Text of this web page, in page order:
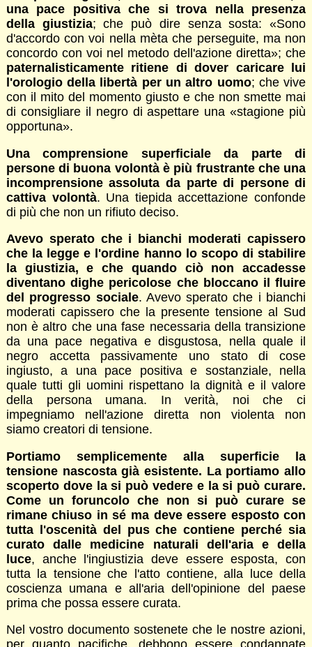
una pace positiva che si trova nella presenza
della giustizia; che può dire senza sosta: «Sono
d'accordo con voi nella mèta che perseguite, ma non
concordo con voi nel metodo dell'azione diretta»; che
paternalisticamente ritiene di dover caricare lui
l'orologio della libertà per un altro uomo; che vive
con il mito del momento giusto e che non smette mai
di consigliare il negro di aspettare una «stagione più
opportuna».
Una comprensione superficiale da parte di
persone di buona volontà è più frustrante che una
incomprensione assoluta da parte di persone di
cattiva volontà. Una tiepida accettazione confonde
di più che non un rifiuto deciso.
Avevo sperato che i bianchi moderati capissero
che la legge e l'ordine hanno lo scopo di stabilire
la giustizia, e che quando ciò non accadesse
diventano dighe pericolose che bloccano il fluire
del progresso sociale. Avevo sperato che i bianchi
moderati capissero che la presente tensione al Sud
non è altro che una fase necessaria della transizione
da una pace negativa e disgustosa, nella quale il
negro accetta passivamente uno stato di cose
ingiusto, a una pace positiva e sostanziale, nella
quale tutti gli uomini rispettano la dignità e il valore
della persona umana. In verità, noi che ci
impegniamo nell'azione diretta non violenta non
siamo creatori di tensione.
Portiamo semplicemente alla superficie la
tensione nascosta già esistente. La portiamo allo
scoperto dove la si può vedere e la si può curare.
Come un foruncolo che non si può curare se
rimane chiuso in sé ma deve essere esposto con
tutta l'oscenità del pus che contiene perché sia
curato dalle medicine naturali dell'aria e della
luce, anche l'ingiustizia deve essere esposta, con
tutta la tensione che l'atto contiene, alla luce della
coscienza umana e all'aria dell'opinione del paese
prima che possa essere curata.
Nel vostro documento sostenete che le nostre azioni,